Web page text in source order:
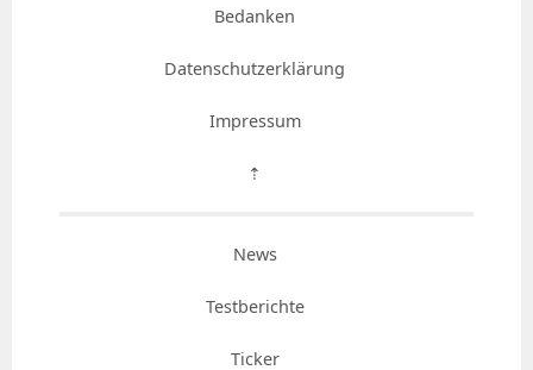
Bedanken
Datenschutzerklärung
Impressum
⇡
News
Testberichte
Ticker